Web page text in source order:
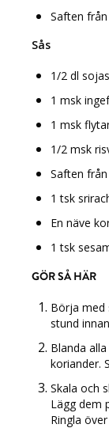
Saften
Sås
1/2 dl
1 msk
1 msk
1/2 msk
Saften
1 tsk
En näve
1 tsk
GÖR SÅ HÄR
Börja med
stund
Blanda
koriander.
Skala och
Lägg dem
Ringla